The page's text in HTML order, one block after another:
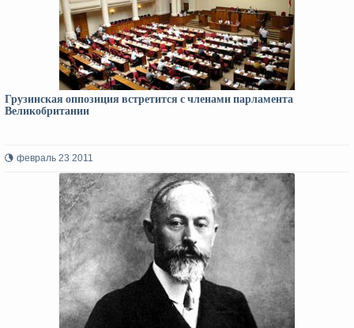
Грузинская оппозиция встретится с членами парламента
Великобритании
февраль 23 2011